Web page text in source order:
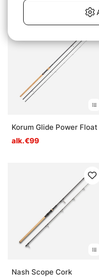
€74.90
Korum Glide Power Float
alk.€99
Nash Scope Cork